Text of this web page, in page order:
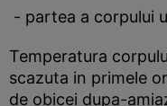
- partea a corpului
Temperatura
scazuta in primele
de obicei dupa-